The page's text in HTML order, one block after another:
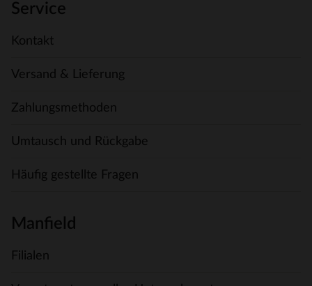
Service
Kontakt
Versand & Lieferung
Zahlungsmethoden
Umtausch und Rückgabe
Häufig gestellte Fragen
Manfield
Filialen